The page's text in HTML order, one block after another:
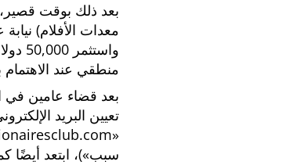
بعد ذلك بوقت قصير،
معدات الأفلام)
منطقي عند الاهتمام
بعد قضاء عامين في
تعيين البريد
سبب )، ابتعد أيضًا